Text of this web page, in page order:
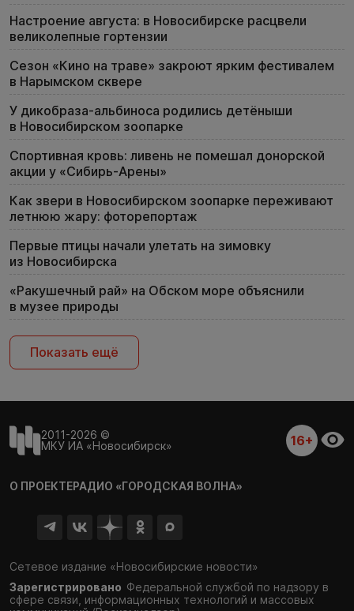
Настроение августа: в Новосибирске расцвели
великолепные гортензии
Сезон «Кино на траве» закроют ярким фестивалем
в Нарымском сквере
У дикобраза-альбиноса родились детёныши
в Новосибирском зоопарке
Спортивная кровь: ливень не помешал донорской
акции у «Сибирь-Арены»
Как звери в Новосибирском зоопарке переживают
летнюю жару: фоторепортаж
Первые птицы начали улетать на зимовку
из Новосибирска
«Ракушечный рай» на Обском море объяснили
в музее природы
Показать ещё
2011-2026 ©
МКУ ИА «Новосибирск»
16+
О ПРОЕКТЕРАДИО «ГОРОДСКАЯ ВОЛНА»
Сетевое издание «Новосибирские новости»
Зарегистрировано Федеральной службой по надзору в
сфере связи, информационных технологий и массовых